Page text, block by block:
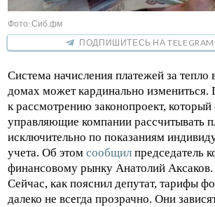
Фото: Сиб.фм
ПОДПИШИТЕСЬ НА
Система начисления платежей за тепло
домах может кардинально измениться.
к рассмотрению законопроект, который
управляющие компании рассчитывать
исключительно по показаниям
учета. Об этом сообщилпредседатель
финансовому рынку Анатолий Аксаков.
Сейчас, как пояснил депутат, тарифы
далеко не всегда прозрачно. Они